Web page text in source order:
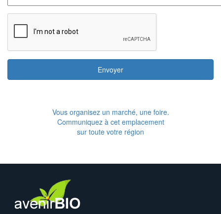
Envoyer
Vous organisez un marché, une foire.
Communiquez à cet emplacement
sur toute votre région